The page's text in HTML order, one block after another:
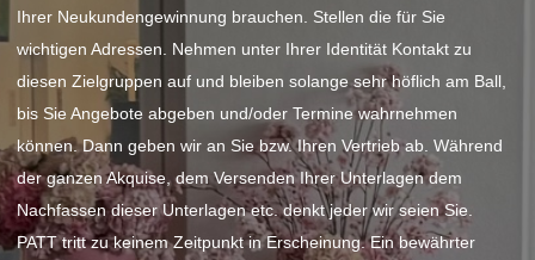
Ihrer Neukundengewinnung brauchen. Stellen die für Sie
wichtigen Adressen. Nehmen unter Ihrer Identität Kontakt zu
diesen Zielgruppen auf und bleiben solange sehr höflich am Ball,
bis Sie Angebote abgeben und/oder Termine wahrnehmen
können. Dann geben wir an Sie bzw. Ihren Vertrieb ab. Während
der ganzen Akquise, dem Versenden Ihrer Unterlagen dem
Nachfassen dieser Unterlagen etc. denkt jeder wir seien Sie.
PATT tritt zu keinem Zeitpunkt in Erscheinung. Ein bewährter